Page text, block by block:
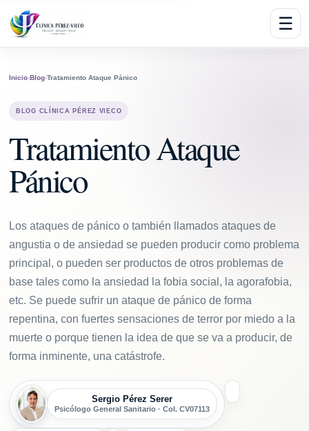
☰
Inicio›Blog›Tratamiento Ataque Pánico
BLOG CLÍNICA PÉREZ VIECO
Tratamiento Ataque
Pánico
Los ataques de pánico o también llamados ataques de
angustia o de ansiedad se pueden producir como problema
principal, o pueden ser productos de otros problemas de
base tales como la ansiedad la fobia social, la agorafobia,
etc. Se puede sufrir un ataque de pánico de forma
repentina, con fuertes sensaciones de terror por miedo a la
muerte o porque tienen la idea de que se va a producir, de
forma inminente, una catástrofe.
Sergio Pérez Serer
Psicólogo General Sanitario · Col. CV07113